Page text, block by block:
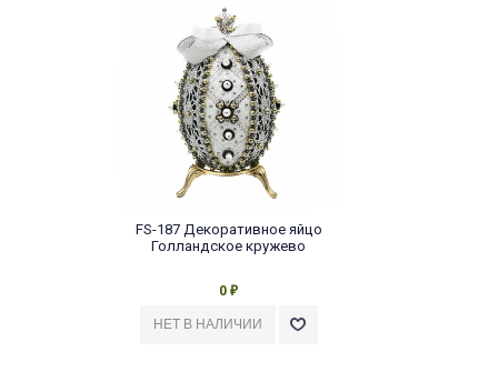
FS-187 Декоративное яйцо
Голландское кружево
0 ₽